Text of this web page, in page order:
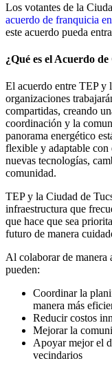
Los votantes de la
acuerdo de franquicia
este acuerdo pueda
¿Qué es el Acuerdo
El acuerdo entre TEP y
organizaciones
compartidas, creando
coordinación y la
panorama energético
flexible y adaptable con
nuevas tecnologías,
comunidad.
TEP y la Ciudad de
infraestructura que
que hace que sea
futuro de manera
Al colaborar de manera
pueden:
Coordinar la
manera más
Reducir costos
Mejorar la
Apoyar mejor el
vecindarios